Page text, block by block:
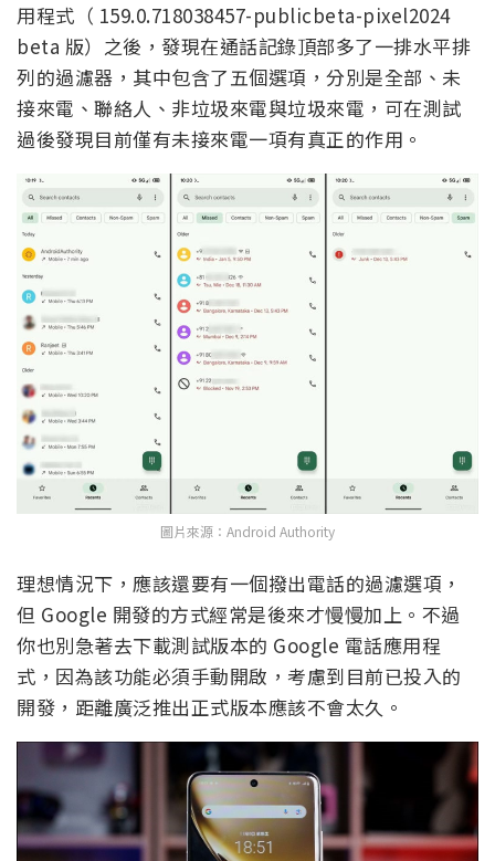
用程式（ 159.0.718038457-publicbeta-pixel2024
beta 版）之後，發現在通話記錄頂部多了一排水平排
列的過濾器，其中包含了五個選項，分別是全部、未
接來電、聯絡人、非垃圾來電與垃圾來電，可在測試
過後發現目前僅有未接來電一項有真正的作用。
圖片來源：Android Authority
理想情況下，應該還要有一個撥出電話的過濾選項，
但 Google 開發的方式經常是後來才慢慢加上。不過
你也別急著去下載測試版本的 Google 電話應用程
式，因為該功能必須手動開啟，考慮到目前已投入的
開發，距離廣泛推出正式版本應該不會太久。